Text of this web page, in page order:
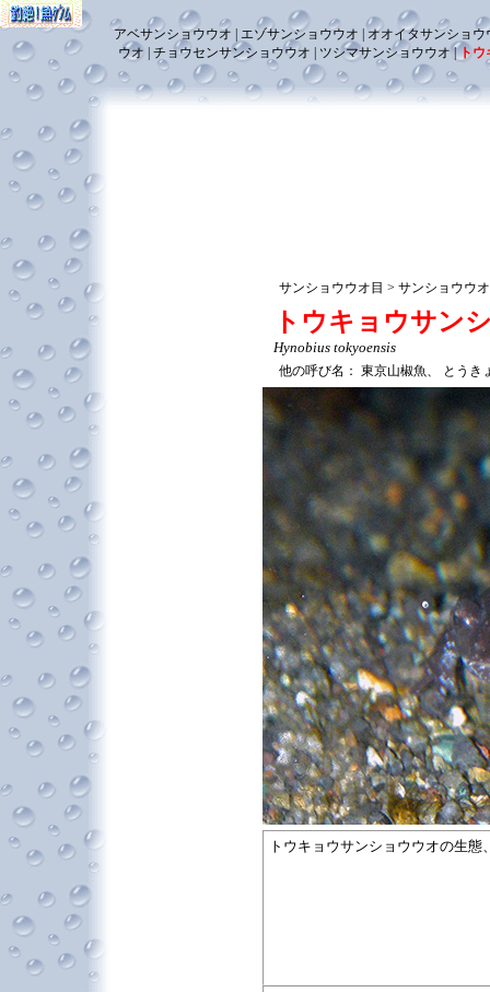
サンショウウオ目 サンショウウ
トウキョウサン
Hynobius tokyoensis
他の呼び名： 東京山椒魚、 とうき
トウキョウサンショウウオの生態
アベサンショウウオ エゾサンショウウオ
オオイタサンショウ
ウオ
チョウセンサンショウウオ ツシマサンショウウオ トウ